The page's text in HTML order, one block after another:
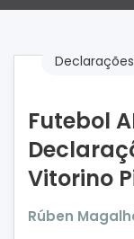
Declarações
Futebol
Vitorino
Rúben